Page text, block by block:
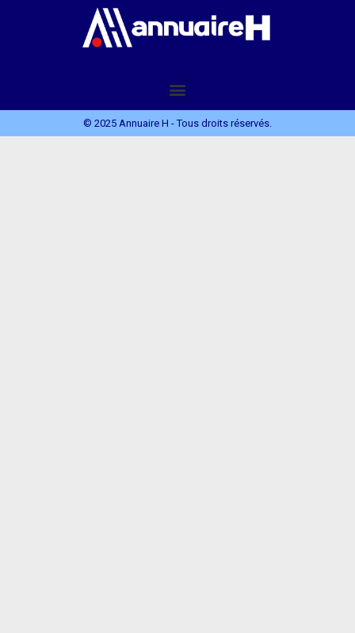
© 2025 Annuaire H - Tous droits réservés.